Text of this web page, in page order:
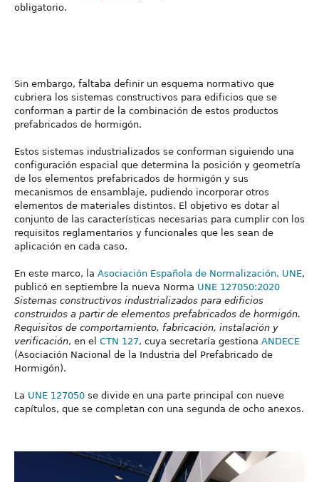
obligatorio.
Sin embargo, faltaba definir un esquema normativo que
cubriera los sistemas constructivos para edificios que se
conforman a partir de la combinación de estos productos
prefabricados de hormigón.
Estos sistemas industrializados se conforman siguiendo una
configuración espacial que determina la posición y geometría
de los elementos prefabricados de hormigón y sus
mecanismos de ensamblaje, pudiendo incorporar otros
elementos de materiales distintos. El objetivo es dotar al
conjunto de las características necesarias para cumplir con los
requisitos reglamentarios y funcionales que les sean de
aplicación en cada caso.
En este marco, la Asociación Española de Normalización, UNE,
publicó en septiembre la nueva Norma UNE 127050:2020
Sistemas constructivos industrializados para edificios
construidos a partir de elementos prefabricados de hormigón.
Requisitos de comportamiento, fabricación, instalación y
verificación, en el CTN 127, cuya secretaría gestiona ANDECE
(Asociación Nacional de la Industria del Prefabricado de
Hormigón).
La UNE 127050 se divide en una parte principal con nueve
capítulos, que se completan con una segunda de ocho anexos.